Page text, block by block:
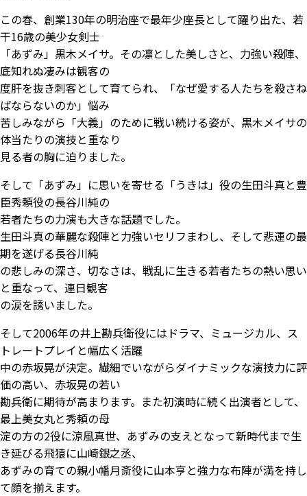
この春、創業130年の明治座で最年少座長として躍り出た、若
干16歳の美少女剣士
「あずみ」黒木メイサ。その凛とした美しさと、力強い殺陣、
底知れぬ凄みは観客の
度肝を抜き刺客として育てられ、「なぜ愛する人たちを殺さね
ばならないのか」悩み
苦しみながら「大義」のために戦い続ける姿が、黒木メイサの
体当たりの演技と重なり
見る者の胸に迫りました。
そして「あずみ」に思いを寄せる「うきは」役の生田斗真と豊
臣秀頼役の長谷川純の
若者たちの力演も大きな話題でした。
生田斗真の華麗な殺陣と力強いセリフまわし、そして悲運の最
期を遂げる長谷川純
の悲しみの深さ、切なさは、戦乱に生きる若者たちの熱い思い
と重なって、連日観客
の涙を誘いました。
そして2006年の井上勘兵衛役にはドラマ、ミュージカル、ス
トレートプレイと幅広く活躍
中の赤坂晃が決定。繊細でいながらダイナミックな演技力に評
価の高い、赤坂晃の若い
勘兵衛に期待が高まります。また初演時に続く出演者として、
最上美女丸と秀頼の母
淀の方の2役に涼風真世、あずみの支えとなって新時代まで生
き延びる飛猿に山崎銀之丞、
あずみの育ての親小幡月斎役に山本亨と強力な布陣が満を持し
て顔を揃えます。